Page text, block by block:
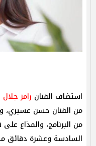
استضاف الفنان رامز جلال
السادسة وعشرة دقائق